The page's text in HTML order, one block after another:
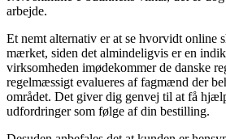
arbejde.
Et nemt alternativ er at se hvorvidt online
mærket, siden det almindeligvis er en
virksomheden imødekommer de danske
regelmæssigt evalueres af fagmænd der
området. Det giver dig genvej til at få
udfordringer som følge af din bestilling.